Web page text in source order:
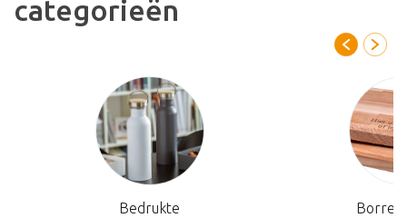
categorieën
Bedrukte